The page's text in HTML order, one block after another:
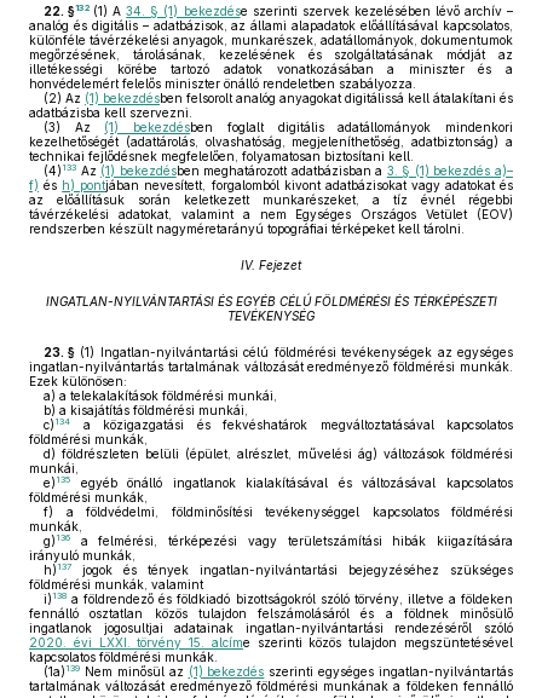
22. §132 (1) A34. § (1) bekezdése szerinti szervek kezelésében lévő archív –
analóg és digitális – adatbázisok, az állami alapadatok előállításával kapcsolatos,
különféle távérzékelési anyagok, munkarészek, adatállományok, dokumentumok
megőrzésének, tárolásának, kezelésének és szolgáltatásának módját az
illetékességi körébe tartozó adatok vonatkozásában a miniszter és a
honvédelemért felelős miniszter önálló rendeletben szabályozza.
(2) Az (1) bekezdésben felsorolt analóg anyagokat digitálissá kell átalakítani és
adatbázisba kell szervezni.
(3) Az (1) bekezdésben foglalt digitális adatállományok mindenkori
kezelhetőségét (adattárolás, olvashatóság, megjeleníthetőség, adatbiztonság) a
technikai fejlődésnek megfelelően, folyamatosan biztosítani kell.
(4) 133 Az (1) bekezdésben meghatározott adatbázisban a 3. § (1) bekezdés a)–
f) és h) pontjában nevesített, forgalomból kivont adatbázisokat vagy adatokat és
az előállításuk során keletkezett munkarészeket, a tíz évnél régebbi
távérzékelési adatokat, valamint a nem Egységes Országos Vetület (EOV)
rendszerben készült nagyméretarányú topográfiai térképeket kell tárolni.
IV. Fejezet
INGATLAN-NYILVÁNTARTÁSI ÉS EGYÉB CÉLÚ FÖLDMÉRÉSI ÉS TÉRKÉPÉSZETI
TEVÉKENYSÉG
23. § (1) Ingatlan-nyilvántartási célú földmérési tevékenységek az egységes
ingatlan-nyilvántartás tartalmának változását eredményező földmérési munkák.
Ezek különösen:
a) a telekalakítások földmérési munkái,
b) a kisajátítás földmérési munkái,
c) 134
a közigazgatási és fekvéshatárok megváltoztatásával kapcsolatos
földmérési munkák,
d) földrészleten belüli (épület, alrészlet, művelési ág) változások földmérési
munkái,
e) 135
egyéb önálló ingatlanok kialakításával és változásával kapcsolatos
földmérési munkák,
f) a földvédelmi, földminősítési tevékenységgel kapcsolatos földmérési
munkák,
g) 136
a felmérési, térképezési vagy területszámítási hibák kiigazítására
irányuló munkák,
h) 137
jogok és tények ingatlan-nyilvántartási bejegyzéséhez szükséges
földmérési munkák, valamint
i) 138 a földrendező és földkiadó bizottságokról szóló törvény, illetve a földeken
fennálló osztatlan közös tulajdon felszámolásáról és a földnek minősülő
ingatlanok jogosultjai adatainak ingatlan-nyilvántartási rendezéséről szóló
2020. évi LXXI. törvény 15. alcíme szerinti közös tulajdon megszüntetésével
kapcsolatos földmérési munkák.
(1a) 139 Nem minősül az (1) bekezdés szerinti egységes ingatlan-nyilvántartás
tartalmának változását eredményező földmérési munkának a földeken fennálló